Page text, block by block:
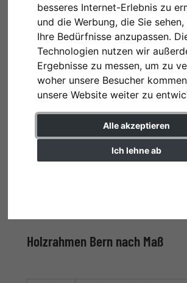
besseres Internet-Erlebnis zu
und die Werbung, die Sie
Ihre Bedürfnisse anzupassen.
Technologien nutzen wir
Ergebnisse zu messen, um zu
woher unsere Besucher
unsere Website weiter zu
Alle akzeptieren
Ich lehne ab
Zurück
Holzrahmen Bern nach Maß